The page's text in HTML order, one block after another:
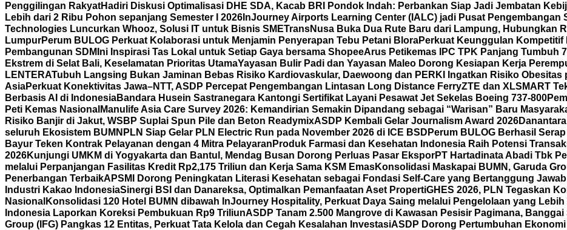
Penggilingan RakyatHadiri Diskusi Optimalisasi DHE SDA, Kacab BRI Pondok Indah: Perbankan Siap Jadi Jembatan
Lebih dari 2 Ribu Pohon sepanjang Semester I 2026 InJourney Airports Learning Center (IALC) jadi Pusat Pengembangan
Technologies Luncurkan Whooz, Solusi IT untuk Bisnis SMETransNusa Buka Dua Rute Baru dari Lampung, Hubungkan
LumpurPerum BULOG Perkuat Kolaborasi untuk Menjamin Penyerapan Tebu Petani BloraPerkuat Keunggulan
Pembangunan SDM Ini Inspirasi Tas Lokal untuk Setiap Gaya bersama ShopeeArus Petikemas IPC TPK Panjang Tumbuh
Ekstrem di Selat Bali, Keselamatan Prioritas UtamaYayasan Bulir Padi dan Yayasan Maleo Dorong Kesiapan Kerja
LENTERATubuh Langsing Bukan Jaminan Bebas Risiko Kardiovaskular, Daewoong dan PERKI Ingatkan Risiko Obesitas
AsiaPerkuat Konektivitas Jawa–NTT, ASDP Percepat Pengembangan Lintasan Long Distance FerryZTE dan XLSMART
Berbasis AI di IndonesiaBandara Husein Sastranegara Kantongi Sertifikat Layani Pesawat Jet Sekelas Boeing 737-800
Peti Kemas Nasional Manulife Asia Care Survey 2026: Kemandirian Semakin Dipandang sebagai “Warisan” Baru
Risiko Banjir di Jakut, WSBP Suplai Spun Pile dan Beton ReadymixASDP Kembali Gelar Journalism Award 2026
seluruh Ekosistem BUMN PLN Siap Gelar PLN Electric Run pada November 2026 di ICE BSD Perum BULOG Berhasil
Bayur Teken Kontrak Pelayanan dengan 4 Mitra Pelayaran Produk Farmasi dan Kesehatan Indonesia Raih Potensi
2026Kunjungi UMKM di Yogyakarta dan Bantul, Mendag Busan Dorong Perluas Pasar EksporPT Hartadinata Abadi Tbk
melalui Perpanjangan Fasilitas Kredit Rp2,175 Triliun dan Kerja Sama KSM EmasKonsolidasi Maskapai BUMN, Garuda
Penerbangan TerbaikAPSMI Dorong Peningkatan Literasi Kesehatan sebagai Fondasi Self-Care yang Bertanggung
Industri Kakao IndonesiaSinergi BSI dan Danareksa, Optimalkan Pemanfaatan Aset PropertiGHES 2026, PLN Tegaskan
Nasional Konsolidasi 120 Hotel BUMN dibawah InJourney Hospitality, Perkuat Daya Saing melalui Pengelolaan yang
Indonesia Laporkan Koreksi Pembukuan Rp9 TriliunASDP Tanam 2.500 Mangrove di Kawasan Pesisir Pagimana, Banggai
Group (IFG) Pangkas 12 Entitas, Perkuat Tata Kelola dan Cegah Kesalahan InvestasiASDP Dorong Pertumbuhan